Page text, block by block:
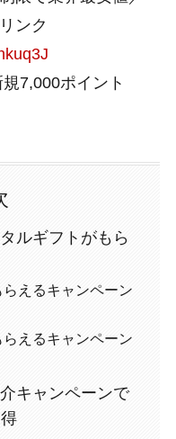
ンク
7,000ポイント
ルギフトがもら
えるキャンペーン
えるキャンペーン
キャンペーンで